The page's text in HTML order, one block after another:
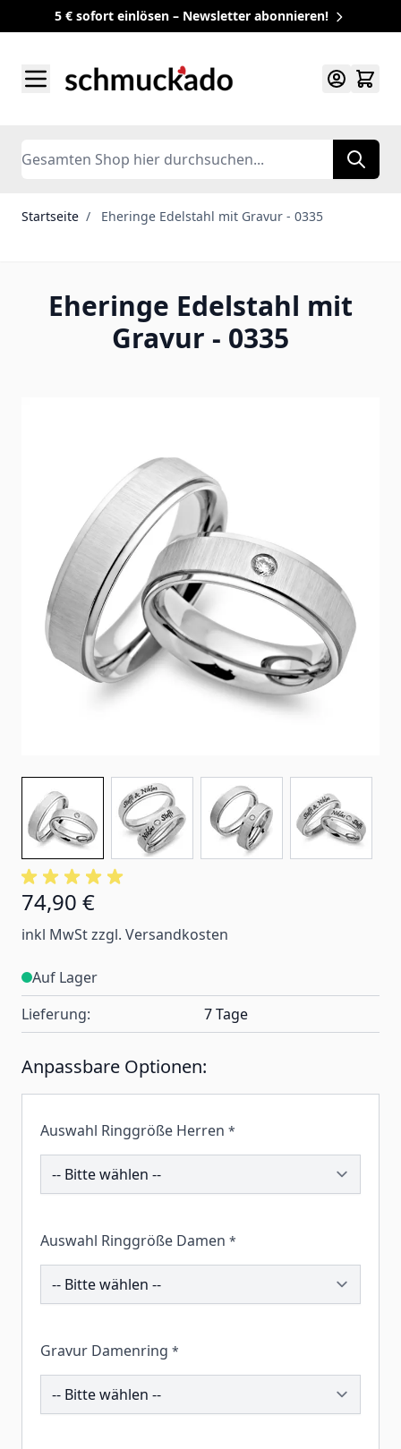
5 € sofort einlösen – Newsletter abonnieren!
Search
Startseite / Eheringe Edelstahl mit Gravur - 0335
Eheringe Edelstahl mit
Gravur - 0335
74,90 €
inkl MwSt zzgl. Versandkosten
Auf Lager
Lieferung:
7 Tage
Anpassbare Optionen:
Auswahl Ringgröße Herren *
195508
Auswahl Ringgröße Damen *
195564
Gravur Damenring *
195112